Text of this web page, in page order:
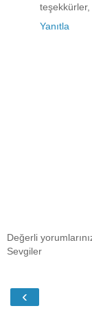
Yanıtla
Değerli
Sevgiler
‹